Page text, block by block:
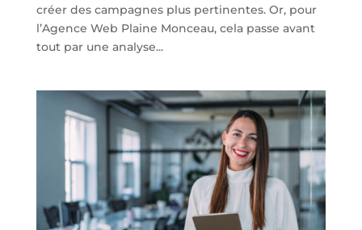
créer des campagnes plus pertinentes. Or, pour
l’Agence Web Plaine Monceau, cela passe avant
tout par une analyse...